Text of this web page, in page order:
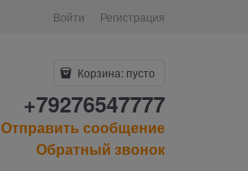
Войти Регистрация
Корзина: пусто
+79276547777
Отправить сообщение
Обратный звонок